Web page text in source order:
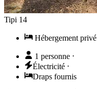
Tipi 14
Hébergement privé
1 personne ⋅
Électricité ⋅
Draps fournis